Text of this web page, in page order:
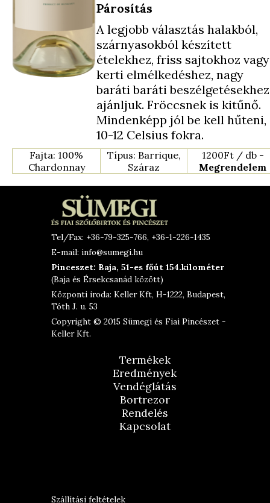
Párosítás
A legjobb választás halakból,
szárnyasokból készített
ételekhez, friss sajtokhoz vagy
kerti elmélkedéshez, nagy
baráti baráti beszélgetésekhez
ajánljuk. Fröccsnek is kitűnő.
Mindenképp jól be kell hűteni,
10-12 Celsius fokra.
Fajta: 100%
Chardonnay
Típus: Barrique,
Száraz
1200Ft / db -
Megrendelem
Tel/Fax: +36-79-325-766, +36-1-226-1435
E-mail: info@sumegi.hu
Pinceszet: Baja, 51-es főút 154.kilométer
(Baja és Érsekcsanád között)
Központi iroda: Keller Kft, H-1222, Budapest,
Tóth J. u. 53
Copyright © 2015 Sümegi és Fiai Pincészet -
Keller Kft.
Termékek
Eredmények
Vendéglátás
Bortrezor
Rendelés
Kapcsolat
Szállítási feltételek